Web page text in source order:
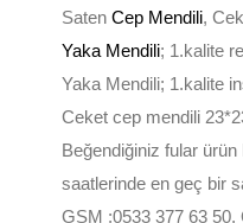
Saten Cep Mendili,
Yaka Mendili; 1.kalite
Yaka Mendili; 1.kalite
Ceket cep mendili
Beğendiğiniz fular ürün
saatlerinde en geç bir
GSM :0533 377 63